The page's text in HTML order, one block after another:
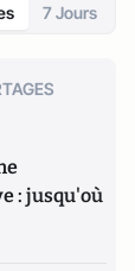
7 Jours
: jusqu'où